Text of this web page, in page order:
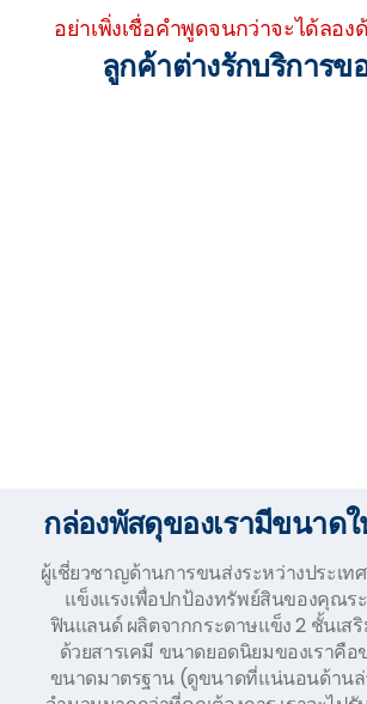
อย่าเพิ่งเชื่อคำพูดจนกว่าจะได้ลอง
ลูกค้าต่างรักบริการข
กล่องพัสดุของเรามีขนาด
ผู้เชี่ยวชาญด้านการขนส่งระหว่างประเท
แข็งแรงเพื่อปกป้องทรัพย์สินของคุณร
ฟินแลนด์ ผลิตจากกระดาษแข็ง 2 ชั้นเส
ด้วยสารเคมี ขนาดยอดนิยมของเราคื
ขนาดมาตรฐาน (ดูขนาดที่แน่นอนด้านล่